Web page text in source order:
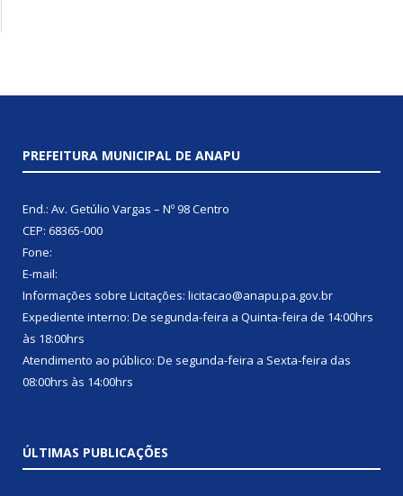
PREFEITURA MUNICIPAL DE ANAPU
End.: Av. Getúlio Vargas – Nº 98 Centro
CEP: 68365-000
Fone:
E-mail:
Informações sobre Licitações: licitacao@anapu.pa.gov.br
Expediente interno: De segunda-feira a Quinta-feira de 14:00hrs
às 18:00hrs
Atendimento ao público: De segunda-feira a Sexta-feira das
08:00hrs às 14:00hrs
ÚLTIMAS PUBLICAÇÕES